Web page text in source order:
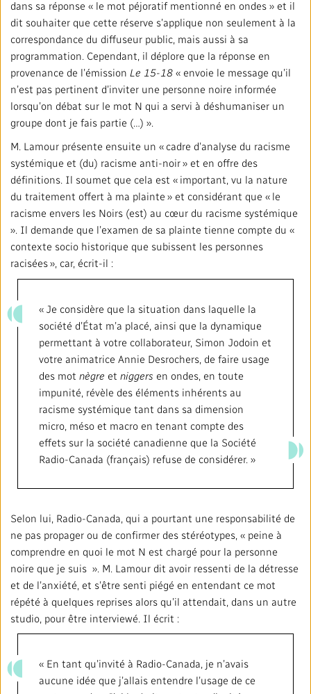
dans sa réponse « le mot péjoratif mentionné en ondes » et il
dit souhaiter que cette réserve s’applique non seulement à la
correspondance du diffuseur public, mais aussi à sa
programmation. Cependant, il déplore que la réponse en
provenance de l’émission Le 15-18 « envoie le message qu’il
n’est pas pertinent d’inviter une personne noire informée
lorsqu’on débat sur le mot N qui a servi à déshumaniser un
groupe dont je fais partie (…) ».
M. Lamour présente ensuite un « cadre d’analyse du racisme
systémique et (du) racisme anti-noir » et en offre des
définitions. Il soumet que cela est « important, vu la nature
du traitement offert à ma plainte » et considérant que « le
racisme envers les Noirs (est) au cœur du racisme systémique
». Il demande que l’examen de sa plainte tienne compte du «
contexte socio historique que subissent les personnes
racisées », car, écrit-il :
« Je considère que la situation dans laquelle la
société d’État m’a placé, ainsi que la dynamique
permettant à votre collaborateur, Simon Jodoin et
votre animatrice Annie Desrochers, de faire usage
des mot nègre et niggers en ondes, en toute
impunité, révèle des éléments inhérents au
racisme systémique tant dans sa dimension
micro, méso et macro en tenant compte des
effets sur la société canadienne que la Société
Radio-Canada (français) refuse de considérer. »
Selon lui, Radio-Canada, qui a pourtant une responsabilité de
ne pas propager ou de confirmer des stéréotypes, « peine à
comprendre en quoi le mot N est chargé pour la personne
noire que je suis ». M. Lamour dit avoir ressenti de la détresse
et de l’anxiété, et s’être senti piégé en entendant ce mot
répété à quelques reprises alors qu’il attendait, dans un autre
studio, pour être interviewé. Il écrit :
« En tant qu’invité à Radio-Canada, je n’avais
aucune idée que j’allais entendre l’usage de ce